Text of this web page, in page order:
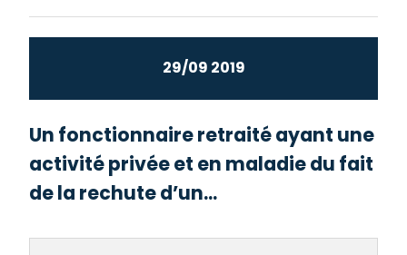
29/09 2019
Un fonctionnaire retraité ayant une
activité privée et en maladie du fait
de la rechute d’un...